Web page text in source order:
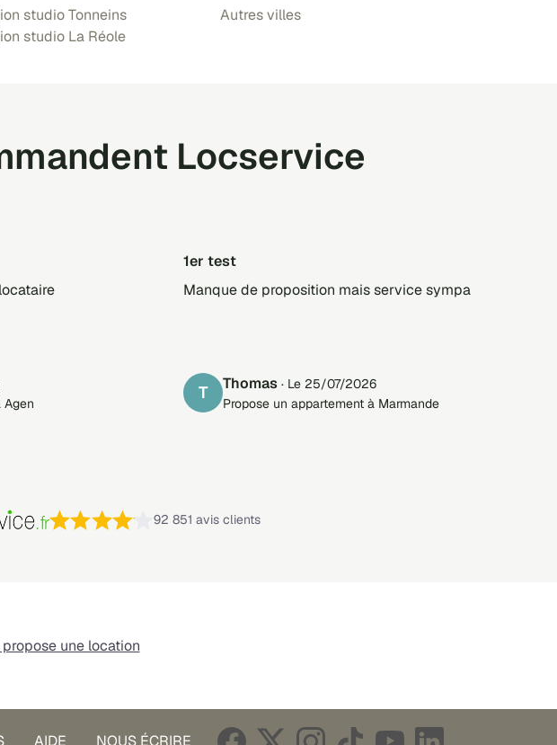
studio Tonneins
studio La Réole
Autres villes
Locservice
Agen
1er test
Manque de proposition mais service sympa
T Thomas · Le 25/07/2026
Propose un appartement à Marmande
Note : 4,1 sur 5 —
92 851 avis clients
une location
AIDE NOUS ÉCRIRE